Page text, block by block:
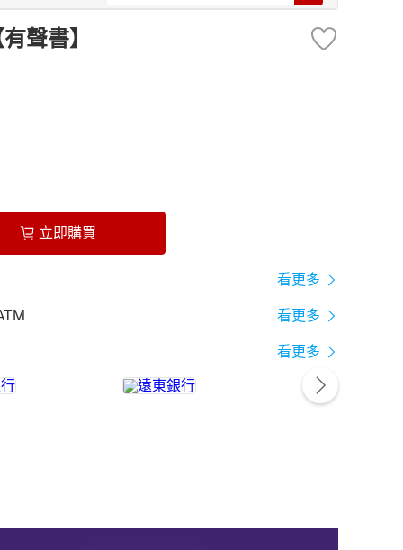
聲書】
立即購買
看更多
看更多
看更多